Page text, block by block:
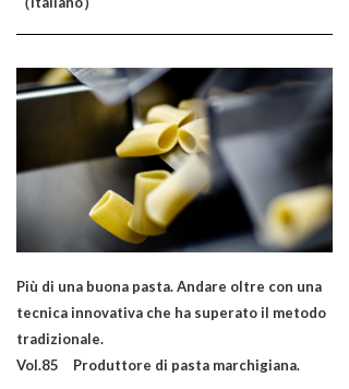
Più di una buona pasta. Andare oltre con una
tecnica innovativa che ha superato il metodo
tradizionale.
Vol.85 Produttore di pasta marchigiana.